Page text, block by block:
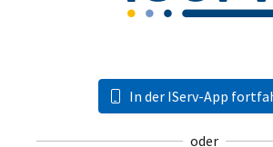
In der IServ-App
oder